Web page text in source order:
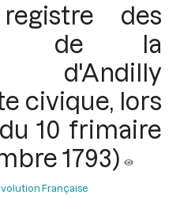
des
de la
d'Andilly
civique, lors
10 frimaire
1793)
Française